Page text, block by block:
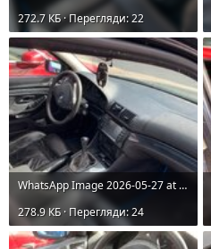
272.7 КБ · Перегляди: 22
WhatsApp Image 2026-05-27 at 16.47.29.jpeg
278.9 КБ · Перегляди: 24